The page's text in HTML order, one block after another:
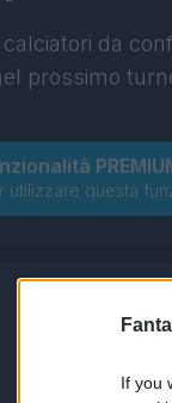
If you
da
prossimo
utilizzare questa